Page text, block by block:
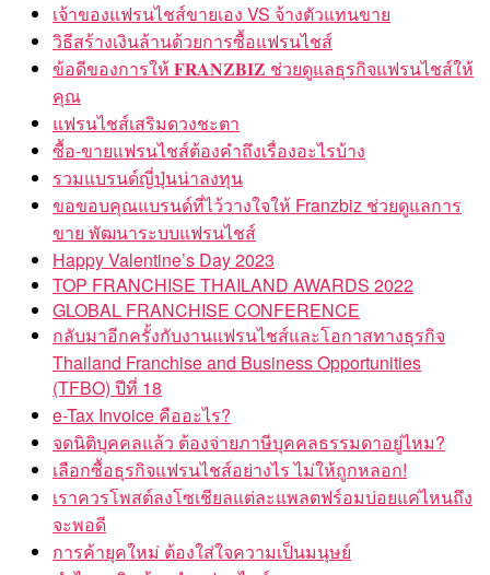
เจ้าของแฟรนไชส์ขายเอง VS จ้างตัวแทนขาย
วิธีสร้างเงินล้านด้วยการซื้อแฟรนไชส์
ข้อดีของการให้ 𝐅𝐑𝐀𝐍𝐙𝐁𝐈𝐙 ช่วยดูแลธุรกิจแฟรนไชส์ให้
คุณ
แฟรนไชส์เสริมดวงชะตา
ซื้อ-ขายแฟรนไชส์ต้องคำถึงเรื่องอะไรบ้าง
รวมแบรนด์ญี่ปุ่นน่าลงทุน
ขอขอบคุณแบรนด์ที่ไว้วางใจให้ Franzbiz ช่วยดูแลการ
ขาย พัฒนาระบบแฟรนไชส์
Happy Valentine’s Day 2023
TOP FRANCHISE THAILAND AWARDS 2022
GLOBAL FRANCHISE CONFERENCE
กลับมาอีกครั้งกับงานแฟรนไชส์และโอกาสทางธุรกิจ
Thailand Franchise and Business Opportunities
(TFBO) ปีที่ 18
e-Tax Invoice คืออะไร?
จดนิติบุคคลแล้ว ต้องจ่ายภาษีบุคคลธรรมดาอยู่ไหม?
เลือกซื้อธุรกิจแฟรนไชส์อย่างไร ไม่ให้ถูกหลอก!
เราควรโพสต์ลงโซเชียลแต่ละแพลตฟร์อมบ่อยแค่ไหนถึง
จะพอดี
การค้ายุคใหม่ ต้องใส่ใจความเป็นมนุษย์